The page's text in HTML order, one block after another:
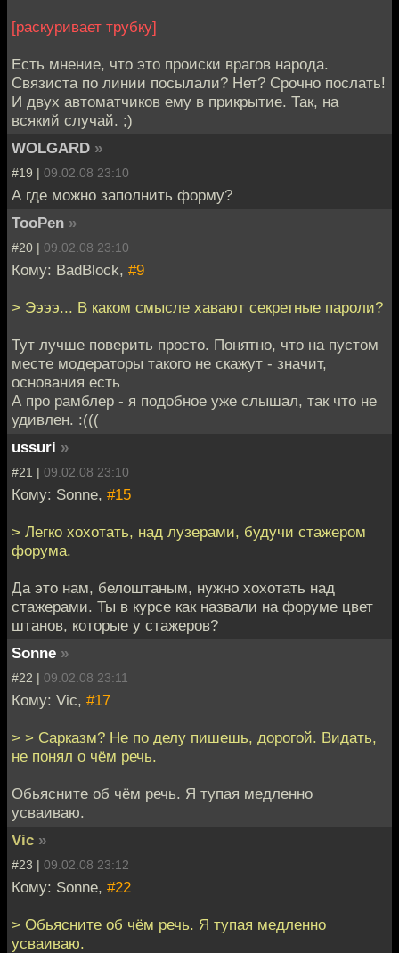
[раскуривает трубку]
Есть мнение, что это происки врагов народа.
Связиста по линии посылали? Нет? Срочно послать!
И двух автоматчиков ему в прикрытие. Так, на
всякий случай. ;)
WOLGARD »
#19 | 09.02.08 23:10
А где можно заполнить форму?
TooPen »
#20 | 09.02.08 23:10
Кому: BadBlock, #9
> Ээээ... В каком смысле хавают секретные пароли?
Тут лучше поверить просто. Понятно, что на пустом
месте модераторы такого не скажут - значит,
основания есть
А про рамблер - я подобное уже слышал, так что не
удивлен. :(((
ussuri »
#21 | 09.02.08 23:10
Кому: Sonne, #15
> Легко хохотать, над лузерами, будучи стажером
форума.
Да это нам, белоштаным, нужно хохотать над
стажерами. Ты в курсе как назвали на форуме цвет
штанов, которые у стажеров?
Sonne »
#22 | 09.02.08 23:11
Кому: Vic, #17
> > Сарказм? Не по делу пишешь, дорогой. Видать,
не понял о чём речь.
Обьясните об чём речь. Я тупая медленно
усваиваю.
Vic »
#23 | 09.02.08 23:12
Кому: Sonne, #22
> Обьясните об чём речь. Я тупая медленно
усваиваю.